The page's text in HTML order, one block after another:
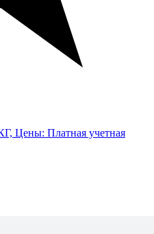
Цены: Платная учетная